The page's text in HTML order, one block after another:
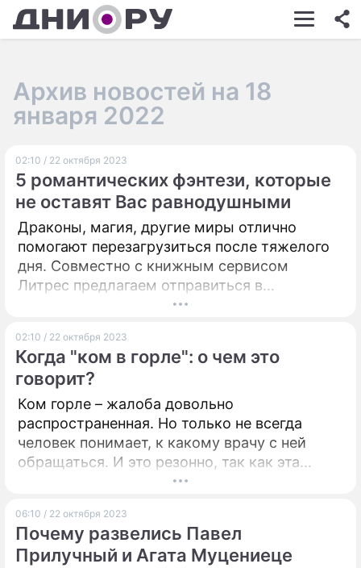
ШОУ-БИЗНЕС
КИНО
ЭКОНОМИКА
ПРОИСШЕСТВИЯ
СОННИК
СТИЛЬ ЖИЗНИ
ИГРЫ
О ПРОЕКТЕ
Архив новостей на 18
января 2022
02:10 / 22 октября 2023
5 романтических фэнтези, которые
не оставят Вас равнодушными
Драконы, магия, другие миры отлично
помогают перезагрузиться после тяжелого
дня. Совместно с книжным сервисом
Литрес предлагаем отправиться в
путешествие по завораживающим историям
не останетесь!
02:10 / 22 октября 2023
Когда "ком в горле": о чем это
говорит?
Ком горле – жалоба довольно
распространенная. Но только не всегда
человек понимает, к какому врачу с ней
обращаться. И это резонно, так как эта
ощущение кома в горле может возникать
правильного специалиста, нужно понять
суть проблемы и самые частые причины ее
возникновения. Советами делится
06:10 / 22 октября 2023
Почему развелись Павел
Прилучный и Агата Муцениеце